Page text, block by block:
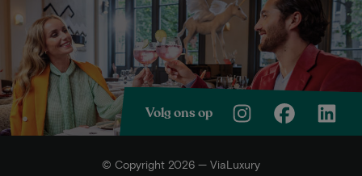
Volg ons op
© Copyright 2026 — ViaLuxury